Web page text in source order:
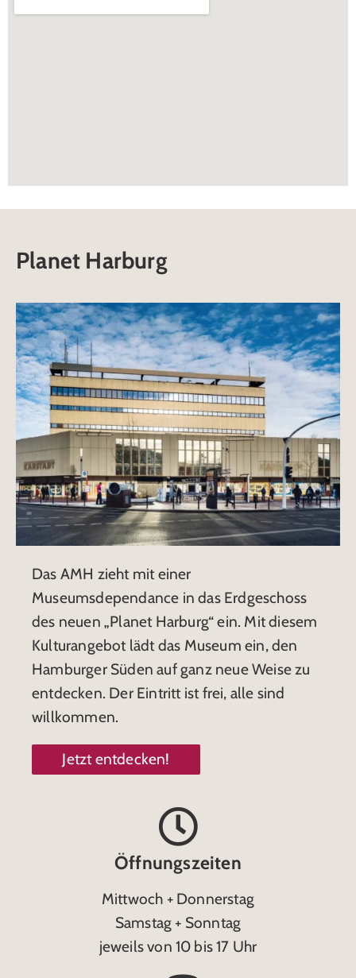
Planet Harburg
Das AMH zieht mit einer
Museumsdependance in das Erdgeschoss
des neuen „Planet Harburg“ ein. Mit diesem
Kulturangebot lädt das Museum ein, den
Hamburger Süden auf ganz neue Weise zu
entdecken. Der Eintritt ist frei, alle sind
willkommen.
Jetzt entdecken!
Öffnungszeiten
Mittwoch + Donnerstag
Samstag + Sonntag
jeweils von 10 bis 17 Uhr